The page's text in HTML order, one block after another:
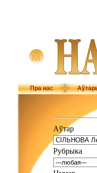
Пра нас
Аўтар
Рубрыка